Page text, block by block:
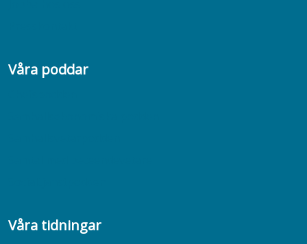
Våra poddar
Våra tidningar